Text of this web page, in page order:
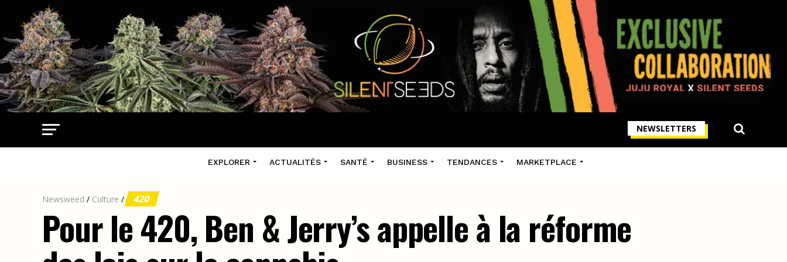
NEWSLETTERS
EXPLORER ACTUALITÉS SANTÉ BUSINESS TENDANCES MARKETPLACE
Newsweed / Culture / 420
Pour le 420, Ben & Jerry’s appelle à la réforme